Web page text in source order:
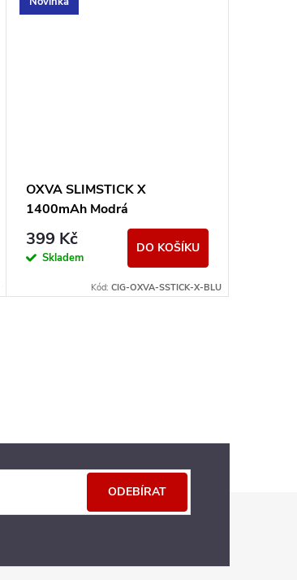
OXVA SLIMSTICK X
1400mAh Modrá
399 Kč
Skladem
DO KOŠÍKU
Kód: CIG-OXVA-SSTICK-X-BLU
ODEBÍRAT